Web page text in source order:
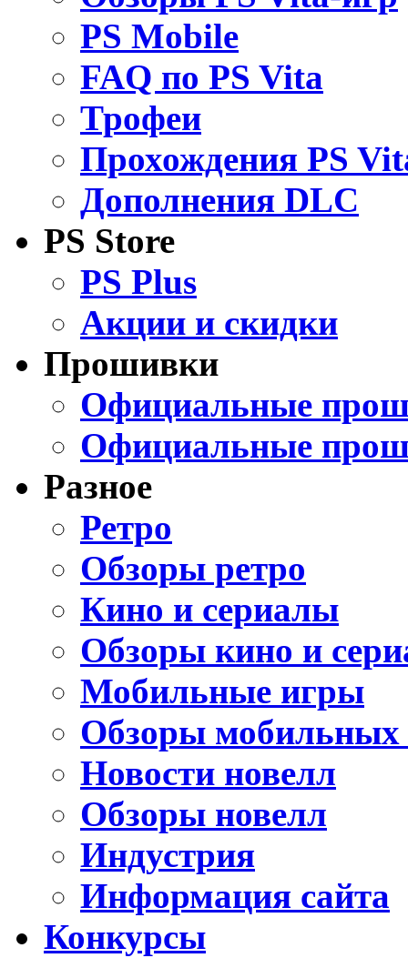
PS Mobile
FAQ по PS Vita
Трофеи
Прохождения PS
Дополнения DLC
PS Store
PS Plus
Акции и скидки
Прошивки
Официальные
Официальные
Разное
Ретро
Обзоры ретро
Кино и сериалы
Обзоры кино и
Мобильные игры
Обзоры мобильных
Новости новелл
Обзоры новелл
Индустрия
Информация сайта
Конкурсы